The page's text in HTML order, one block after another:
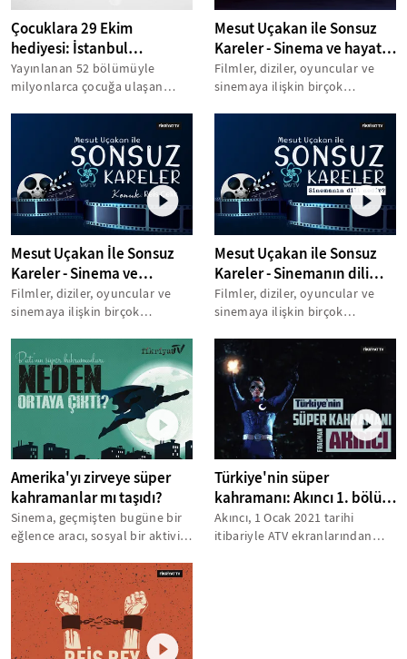
Çocuklara 29 Ekim
hediyesi: İstanbul
Muhafızları’nın ikinci filmi
sinemalarda!
Yayınlanan 52 bölümüyle
milyonlarca çocuğa ulaşan
Mesut Uçakan ile Sonsuz
Kareler - Sinema ve hayat -
Nazif Tunç
Filmler, diziler, oyuncular ve
sinemaya ilişkin birçok
Mesut Uçakan İle Sonsuz
Kareler - Sinema ve
idealizm - Reis Çelik
Filmler, diziler, oyuncular ve
sinemaya ilişkin birçok
birbirinden değerli...
Mesut Uçakan ile Sonsuz
Kareler - Sinemanın dili
nedir? - Atalay Taşdiken
Filmler, diziler, oyuncular ve
sinemaya ilişkin birçok
birbirinden değerli...
Amerika'yı zirveye süper
kahramanlar mı taşıdı?
Sinema, geçmişten bugüne bir
eğlence aracı, sosyal bir aktivite
perdeye...
Türkiye'nin süper
kahramanı: Akıncı 1. bölüm
fragmanı
Akıncı, 1 Ocak 2021 tarihi
itibariyle ATV ekranlarından